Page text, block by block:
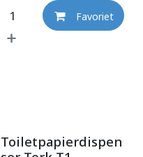
Favoriet
Toiletpapierdispen